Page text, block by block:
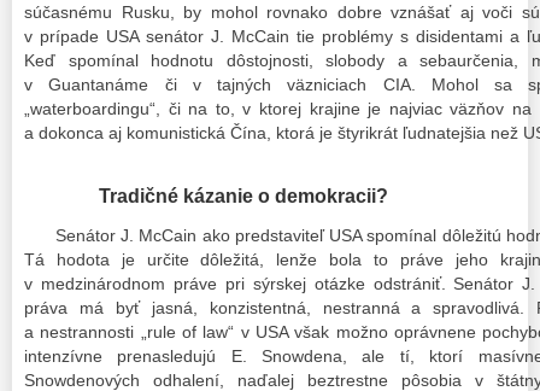
súčasnému Rusku, by mohol rovnako dobre vznášať aj voči
v prípade USA senátor J. McCain tie problémy s disidentami a
Keď spomínal hodnotu dôstojnosti, slobody a
v Guantanáme či v tajných väzniciach CIA. Mohol sa
„waterboardingu“, či na to, v ktorej krajine je najviac väzňov
a dokonca aj komunistická Čína, ktorá je štyrikrát ľudnatejšia než
Tradičné kázanie o demokracii?
Senátor J. McCain ako predstaviteľ USA spomínal dôležitú
Tá hodota je určite dôležitá, lenže bola to práve jeho
v medzinárodnom práve pri sýrskej otázke odstrániť. Senátor
práva má byť jasná, konzistentná, nestranná a spravodlivá.
a nestrannosti „rule of law“ v USA však možno oprávnene
intenzívne prenasledujú E. Snowdena, ale tí, ktorí
Snowdenových odhalení, naďalej beztrestne pôsobia v